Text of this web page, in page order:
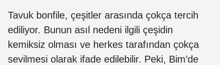
Tavuk bonfile, çeşitler arasında çokça tercih
ediliyor. Bunun asıl nedeni ilgili çeşidin
kemiksiz olması ve herkes tarafından çokça
sevilmesi olarak ifade edilebilir. Peki, Bim’de